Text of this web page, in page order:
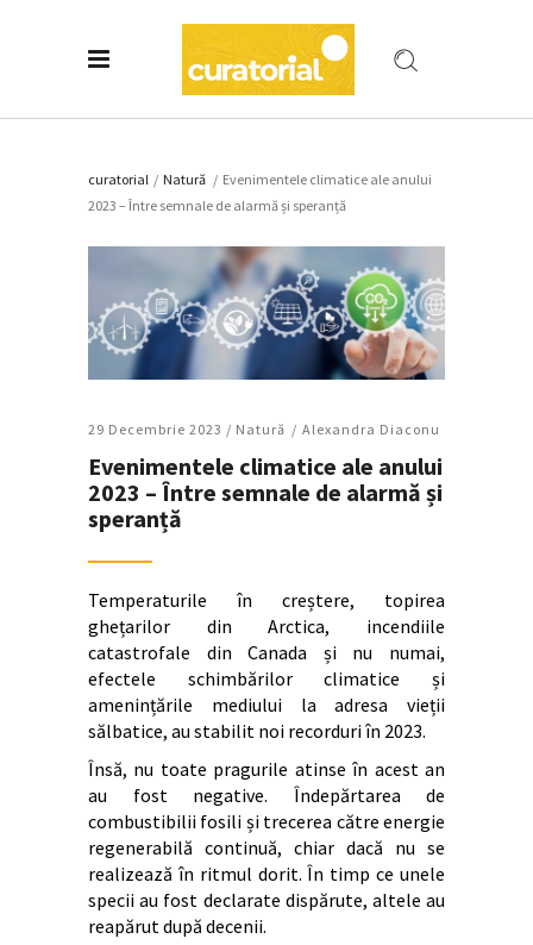
curatorial / Natură / Evenimentele climatice ale anului
2023 – Între semnale de alarmă și speranță
29 Decembrie 2023 / Natură Alexandra Diaconu
Evenimentele climatice ale anului
2023 – Între semnale de alarmă și
speranță
Temperaturile în creștere, topirea
ghețarilor din Arctica, incendiile
catastrofale din Canada și nu numai,
efectele schimbărilor climatice și
amenințările mediului la adresa vieții
sălbatice, au stabilit noi recorduri în 2023.
Însă, nu toate pragurile atinse în acest an
au fost negative. Îndepărtarea de
combustibilii fosili și trecerea către energie
regenerabilă continuă, chiar dacă nu se
realizează în ritmul dorit. În timp ce unele
specii au fost declarate dispărute, altele au
reapărut după decenii.